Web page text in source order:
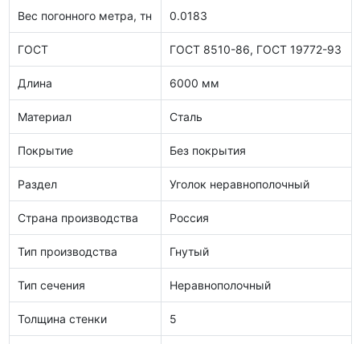
Вес погонного метра, тн 0.0183
ГОСТ ГОСТ 8510-86, ГОСТ 19772-93
Длина 6000 мм
Материал Сталь
Покрытие Без покрытия
Раздел Уголок неравнополочный
Страна производства Россия
Тип производства Гнутый
Тип сечения Неравнополочный
Толщина стенки 5